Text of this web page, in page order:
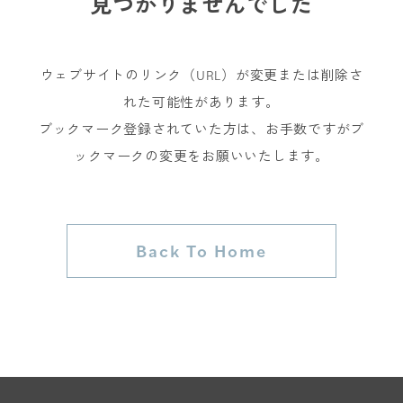
ウェブサイトのリンク（URL）が変更または削除さ
れた可能性があります。
ブックマーク登録されていた方は、お手数ですがブ
ックマークの変更をお願いいたします。
Back To Home